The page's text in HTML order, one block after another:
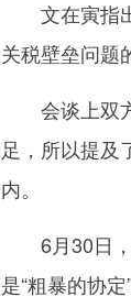
文在寅指出
关税壁垒问题
会谈上双方
足，所以提及
内。
6月30日，
是“粗暴的协